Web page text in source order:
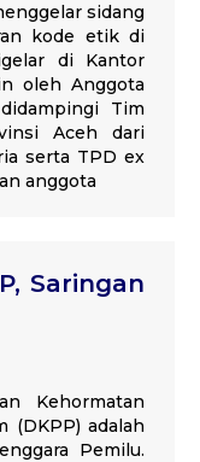
sidang
kode etik di
di Kantor
oleh Anggota
Tim
Aceh dari
serta TPD ex
anggota
Saringan
Kehormatan
(DKPP) adalah
Pemilu.